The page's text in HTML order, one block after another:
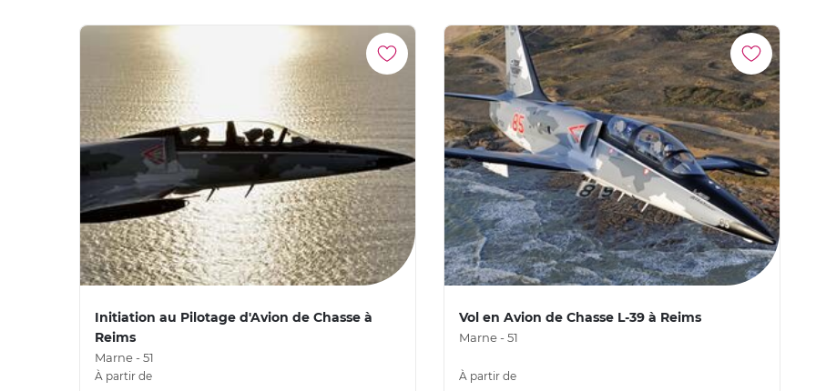
Initiation au Pilotage d'Avion de Chasse à
Reims
Marne - 51
À partir de
Vol en Avion de Chasse L-39 à Reims
Marne - 51
À partir de